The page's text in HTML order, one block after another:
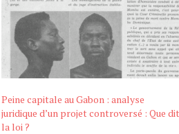
Peine capitale au Gabon : analyse
juridique d’un projet controversé : Que dit
la loi ?